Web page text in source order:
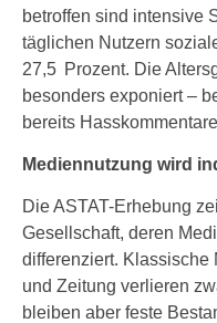
betroffen sind intensive
täglichen Nutzern
27,5 Prozent. Die
besonders exponiert –
bereits
Mediennutzung wird
Die ASTAT-Erhebung
Gesellschaft, deren
differenziert.
und Zeitung verlieren
bleiben aber feste